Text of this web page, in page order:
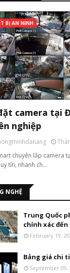
BỊ AN NINH
camera tại
nghiệp
chuyên lắp camera
tín, nhanh ch…
NGHỆ
Trung Quốc
chính xác
February 19,
Bảng giá chi
September 09,